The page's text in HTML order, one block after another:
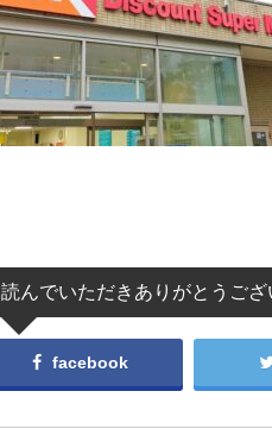
読んでいただきありがとうご
facebook